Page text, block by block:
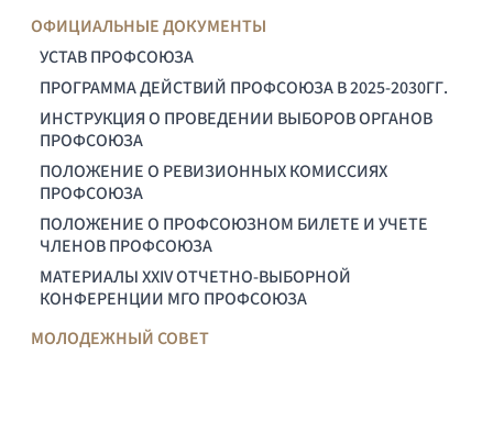
ОФИЦИАЛЬНЫЕ ДОКУМЕНТЫ
УСТАВ ПРОФСОЮЗА
ПРОГРАММА ДЕЙСТВИЙ ПРОФСОЮЗА В 2025-2030ГГ.
ИНСТРУКЦИЯ О ПРОВЕДЕНИИ ВЫБОРОВ ОРГАНОВ
ПРОФСОЮЗА
ПОЛОЖЕНИЕ О РЕВИЗИОННЫХ КОМИССИЯХ
ПРОФСОЮЗА
ПОЛОЖЕНИЕ О ПРОФСОЮЗНОМ БИЛЕТЕ И УЧЕТЕ
ЧЛЕНОВ ПРОФСОЮЗА
МАТЕРИАЛЫ XXIV ОТЧЕТНО-ВЫБОРНОЙ
КОНФЕРЕНЦИИ МГО ПРОФСОЮЗА
МОЛОДЕЖНЫЙ СОВЕТ